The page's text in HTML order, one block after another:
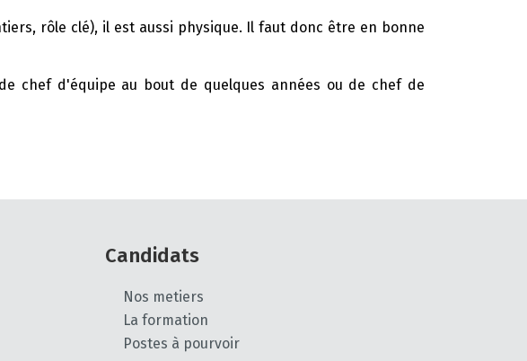
rôle clé), il est aussi physique. Il faut donc être en bonne
chef d'équipe au bout de quelques années ou de chef de
Candidats
Nos metiers
La formation
Postes à pourvoir